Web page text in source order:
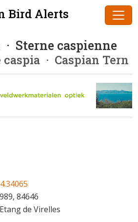
Bird Alerts
Sterne caspienne
· Caspian Tern
84646
de Virelles